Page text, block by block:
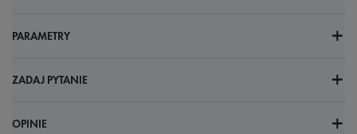
PARAMETRY
ZADAJ PYTANIE
OPINIE